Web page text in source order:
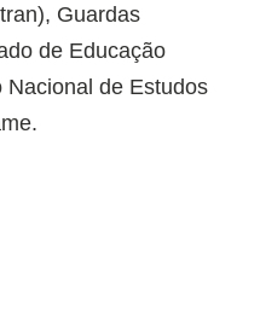
Guardas
de Educação
Nacional de Estudos